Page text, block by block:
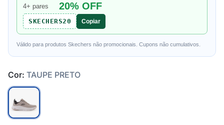
4+ pares 20% OFF
SKECHERS20 Copiar
Válido para produtos Skechers não promocionais. Cupons não cumulativos.
Cor: TAUPE PRETO